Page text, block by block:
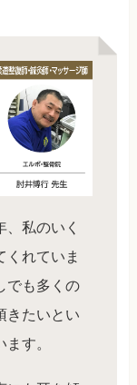
私のいく
くれていま
でも多くの
きたいとい
す。